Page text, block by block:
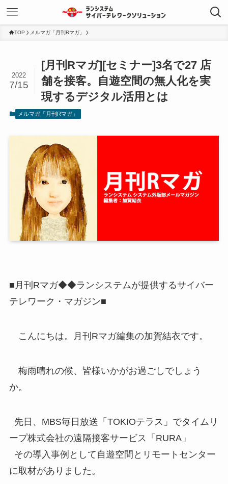
TOP メルマガ「月刊Rマガ」
[月刊Rマガ][セミナー]3名で27 店
舗を接客。自遊空間の無人化を実
現するデジタル活用とは
2022
7/15
メルマガ「月刊Rマガ」
■月刊Rマガ◆◆ランシステムが提供するサイバー
テレワーク・マガジン■
こんにちは。月刊Rマガ編集の加賀結衣です。
梅雨晴れの候、皆様いかがお過ごしでしょう
か。
先日、MBS毎日放送「TOKIOテラス」でタイムリ
ープ株式会社の遠隔接客サービス「RURA」
その導入事例として自遊空間とリモートセンター
に取材がありました。